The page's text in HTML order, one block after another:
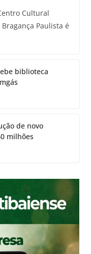
Cultural
Paulista é
biblioteca
de novo
milhões